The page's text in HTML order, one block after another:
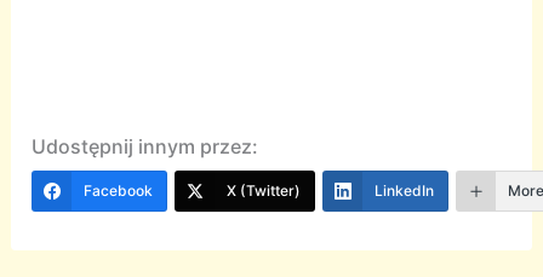
Udostępnij innym przez:
Facebook X (Twitter) LinkedIn